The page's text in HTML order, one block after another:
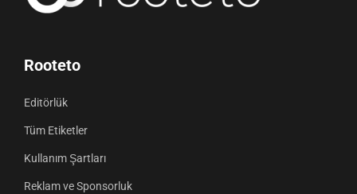
Rooteto
Editörlük
Tüm Etiketler
Kullanım Şartları
Reklam ve Sponsorluk